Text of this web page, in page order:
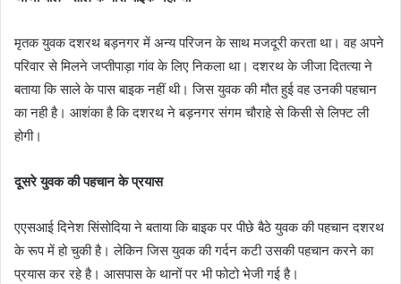
मृतक युवक दशरथ बड़नगर में अन्य परिजन के साथ मजदूरी करता था। वह अपने
परिवार से मिलने जप्तीपाड़ा गांव के लिए निकला था। दशरथ के जीजा दितत्या ने
बताया कि साले के पास बाइक नहीं थी। जिस युवक की मौत हुई वह उनकी पहचान
का नही है। आशंका है कि दशरथ ने बड़नगर संगम चौराहे से किसी से लिफ्ट ली
होगी।
दूसरे युवक की पहचान के प्रयास
एएसआई दिनेश सिंसोदिया ने बताया कि बाइक पर पीछे बैठे युवक की पहचान दशरथ
के रूप में हो चुकी है। लेकिन जिस युवक की गर्दन कटी उसकी पहचान करने का
प्रयास कर रहे है। आसपास के थानों पर भी फोटो भेजी गई है।